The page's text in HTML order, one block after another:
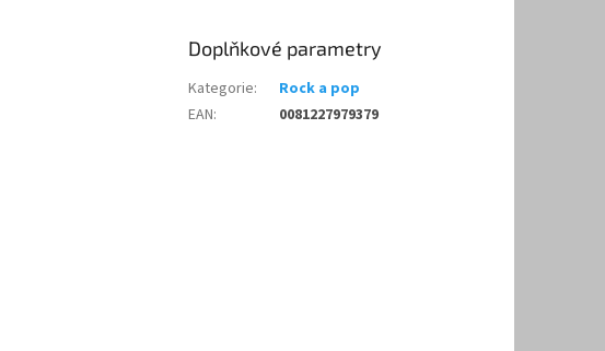
Doplňkové parametry
Kategorie:
Rock a pop
EAN: 0081227979379